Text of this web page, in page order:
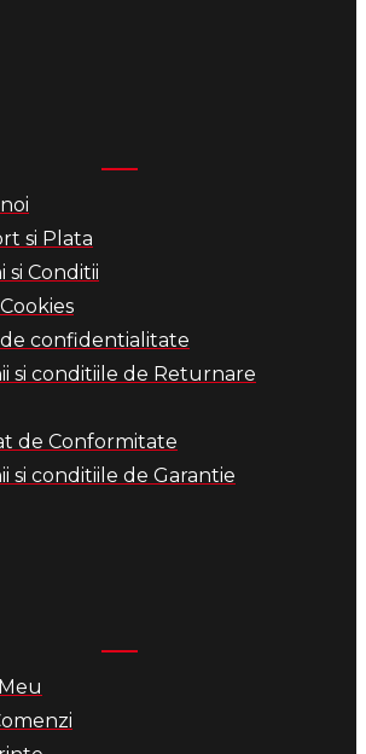
si Plata
si Conditii
confidentialitate
si conditiile de Returnare
de Conformitate
si conditiile de Garantie